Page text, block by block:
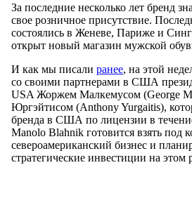
За последние несколько лет бренд
свое розничное присутствие.
состоялись в Женеве, Париже и
открыт новый магазин мужской
И как мы писали ранее, на этой
со своими партнерами в США
USA Жоржем Малкемусом (George
Юргэйтисом (Anthony Yurgaitis),
бренда в США по лицензии в
Manolo Blahnik готовится взять под
североамериканский бизнес и
стратегические инвестиции на этом